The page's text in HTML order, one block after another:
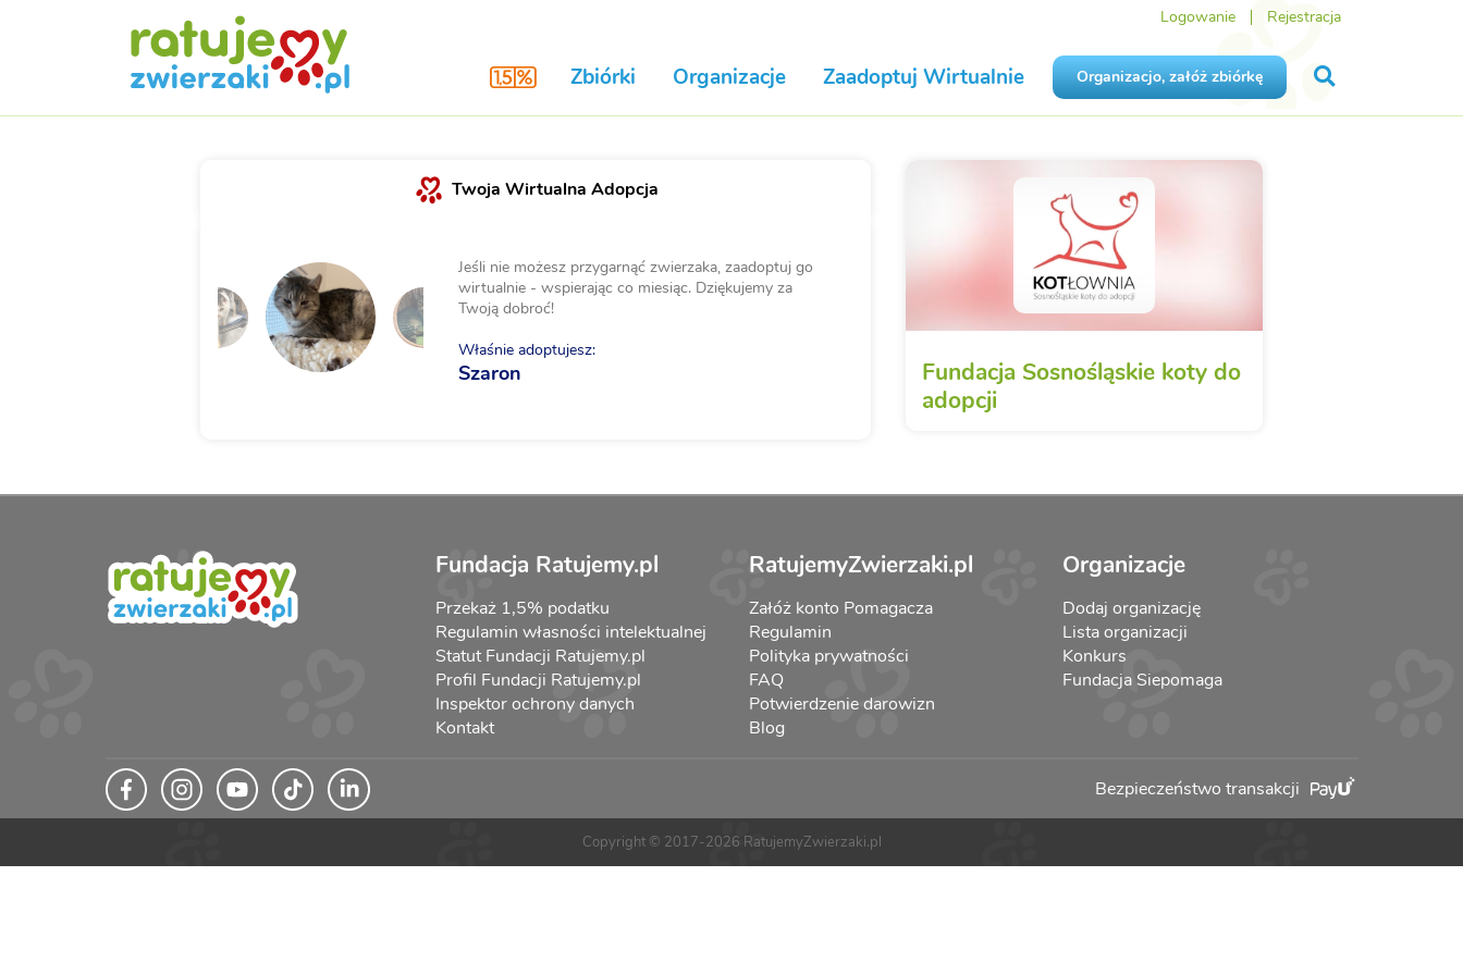
Logowanie Rejestracja
Zbiórki Organizacje Zaadoptuj Wirtualnie Organizacjo, załóż zbiórkę
Twoja Wirtualna Adopcja
Jeśli nie możesz przygarnąć zwierzaka, zaadoptuj go
wirtualnie - wspierając co miesiąc. Dziękujemy za
Twoją dobroć!
Właśnie adoptujesz:
Szaron
Fundacja Sosnośląskie koty do
adopcji
Fundacja Ratujemy.pl
Przekaż 1,5% podatku
Regulamin własności intelektualnej
Statut Fundacji Ratujemy.pl
Profil Fundacji Ratujemy.pl
Inspektor ochrony danych
Kontakt
RatujemyZwierzaki.pl
Załóż konto Pomagacza
Regulamin
Polityka prywatności
FAQ
Potwierdzenie darowizn
Blog
Organizacje
Dodaj organizację
Lista organizacji
Konkurs
Fundacja Siepomaga
Bezpieczeństwo transakcji
Copyright © 2017-2026 RatujemyZwierzaki.pl